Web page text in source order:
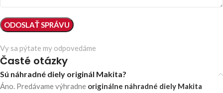
Vy sa pýtate my odpovedáme
Časté otázky
Sú náhradné diely originál Makita?
Áno. Predávame výhradne originálne náhradné diely Makita